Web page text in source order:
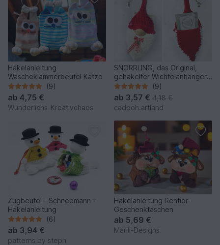
Häkelanleitung
Wäscheklammerbeutel Katze
(9)
ab 4,75 €
Wunderlichs-Kreativchaos
SNORRLING, das Original,
gehäkelter Wichtelanhänger,
Biegezipfel, Geschenk
(9)
ab 3,57 € 4,18 €
cadooh.artland
Zugbeutel - Schneemann -
Häkelanleitung
(6)
ab 3,94 €
patterns by steph
Häkelanleitung Rentier-
Geschenktaschen
ab 5,69 €
Marili-Designs